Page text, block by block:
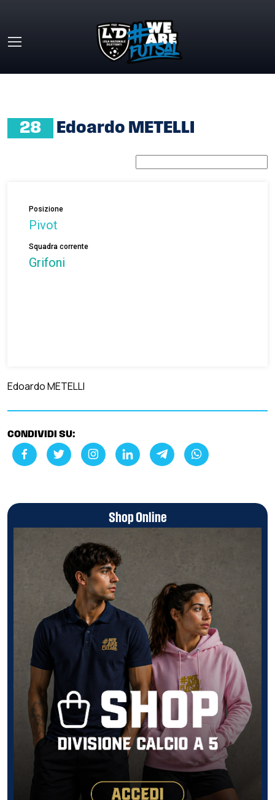
28 Edoardo METELLI
Posizione
Pivot
Squadra corrente
Grifoni
Edoardo METELLI
CONDIVIDI SU:
Shop Online